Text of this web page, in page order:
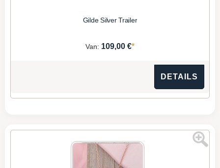
Gilde Silver Trailer
Van: 109,00 €*
DETAILS